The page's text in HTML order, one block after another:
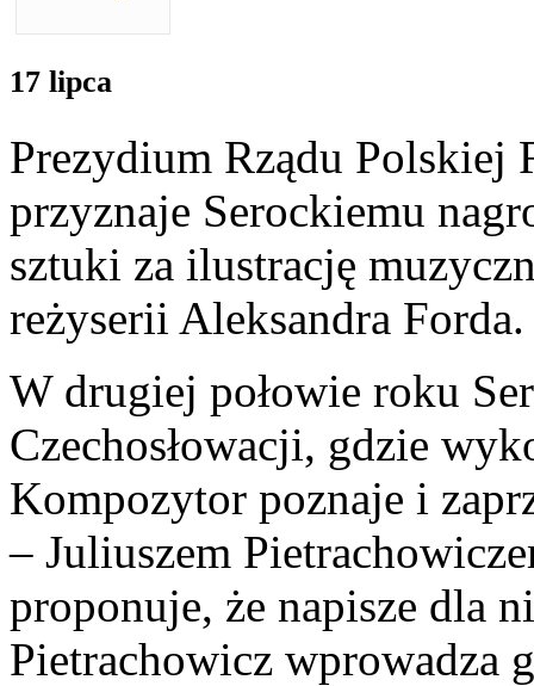
17 lipca
Prezydium Rządu Polskiej
przyznaje Serockiemu
sztuki za ilustrację
reżyserii Aleksandra Forda.
W drugiej połowie roku
Czechosłowacji, gdzie
Kompozytor poznaje i
– Juliuszem
proponuje, że napisze dla
Pietrachowicz wprowadza